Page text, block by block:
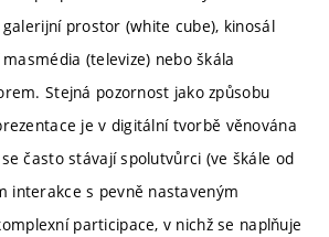
prostor (white cube), kinosál
(televize) nebo škála
Stejná pozornost jako způsobu
je v digitální tvorbě věnována
často stávají spolutvůrci (ve škále od
interakce s pevně nastaveným
participace, v nichž se naplňuje